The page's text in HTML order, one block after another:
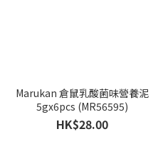
Marukan 倉鼠乳酸菌味營養泥
5gx6pcs (MR56595)
HK$28.00